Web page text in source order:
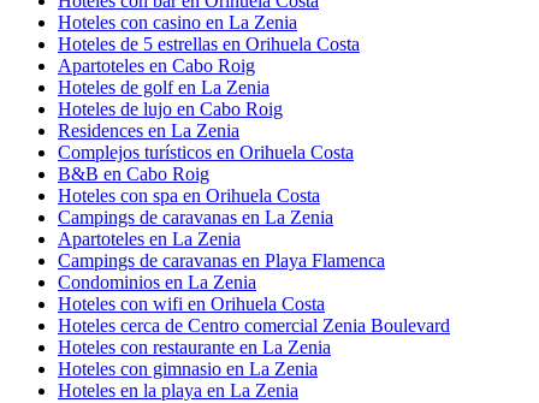
Hoteles con casino en La Zenia
Hoteles de 5 estrellas en Orihuela Costa
Apartoteles en Cabo Roig
Hoteles de golf en La Zenia
Hoteles de lujo en Cabo Roig
Residences en La Zenia
Complejos turísticos en Orihuela Costa
B&B en Cabo Roig
Hoteles con spa en Orihuela Costa
Campings de caravanas en La Zenia
Apartoteles en La Zenia
Campings de caravanas en Playa Flamenca
Condominios en La Zenia
Hoteles con wifi en Orihuela Costa
Hoteles cerca de Centro comercial Zenia Boulevard
Hoteles con restaurante en La Zenia
Hoteles con gimnasio en La Zenia
Hoteles en la playa en La Zenia